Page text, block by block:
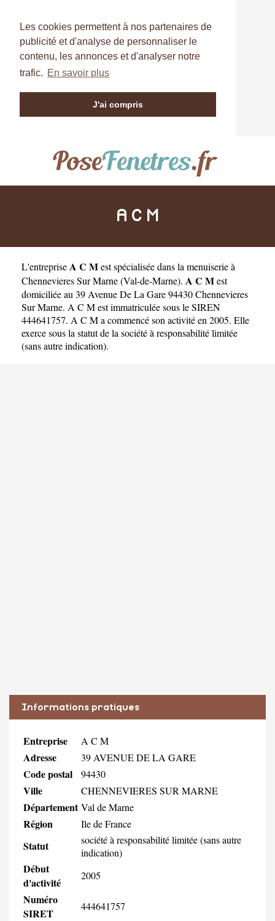
Les cookies permettent à nos partenaires de
publicité et d'analyse de personnaliser le
contenu, les annonces et d'analyser notre
trafic. En savoir plus
J'ai compris
A C M
L'entrepriseA C Mestspécialisée dans la menuiserie à
Chennevieres Sur Marne(Val-de-Marne). A C Mest
domiciliée au 39 Avenue De La Gare 94430 Chennevieres
Sur Marne. A C M est immatriculée sous le SIREN
444641757. A C M a commencé son activité en 2005. Elle
exerce sous la statut de la société à responsabilité limitée
(sans autre indication).
Informations pratiques
Entreprise A C M
Adresse 39 AVENUE DE LA GARE
Code postal 94430
Ville CHENNEVIERES SUR MARNE
Département Val de Marne
Région Ile de France
Statut
société à responsabilité limitée (sans autre
indication)
Début
d'activité
2005
Numéro
SIRET
444641757